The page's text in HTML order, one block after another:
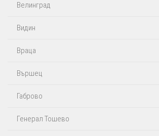
Велинград
Видин
Враца
Вършец
Габрово
Генерал Тошево